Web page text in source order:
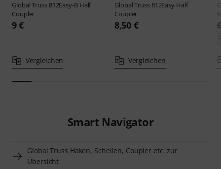
Global Truss 812Easy-B Half
Coupler
9 €
Vergleichen
Global Truss 812Easy Half
Coupler
8,50 €
Vergleichen
Smart Navigator
Global Truss Haken, Schellen, Coupler etc. zur
Übersicht